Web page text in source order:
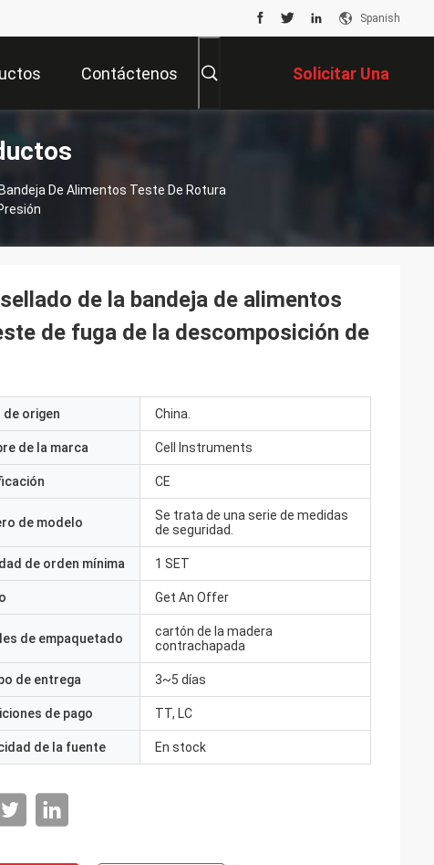
Spanish
Contáctenos Solicitar Una
Cotización
De Alimentos Teste De Rotura
de la bandeja de alimentos
de fuga de la descomposición de
de origen China.
de la marca Cell Instruments
CE
de modelo
Se trata de una serie de medidas
de seguridad.
de orden mínima 1 SET
Get An Offer
de empaquetado
cartón de la madera
contrachapada
de entrega 3~5 días
de pago TT, LC
de la fuente En stock